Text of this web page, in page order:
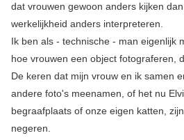
dat vrouwen gewoon anders kijken
werkelijkheid anders interpreteren.
Ik ben als - technische - man eigenlijk
hoe vrouwen een object fotograferen,
De keren dat mijn vrouw en ik samen
andere foto's meenamen, of het nu
begraafplaats of onze eigen katten,
negeren.